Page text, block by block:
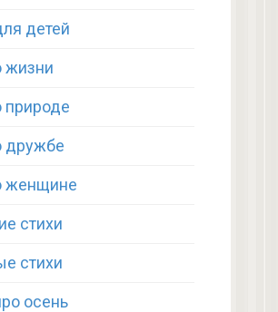
детей
жизни
природе
дружбе
женщине
стихи
стихи
осень